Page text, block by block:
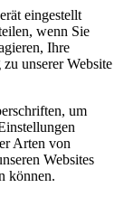
eingestellt
wenn Sie
Ihre
unserer Website
um
Arten von
Websites
können.